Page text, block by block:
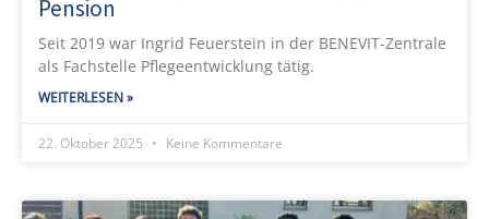
Pension
Seit 2019 war Ingrid Feuerstein in der BENEVIT-Zentrale
als Fachstelle Pflegeentwicklung tätig.
WEITERLESEN »
22. Oktober 2025 Keine Kommentare